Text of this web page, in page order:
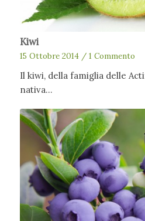
Kiwi
15 Ottobre 2014 / 1 Commento
Il kiwi, della famiglia delle
nativa…